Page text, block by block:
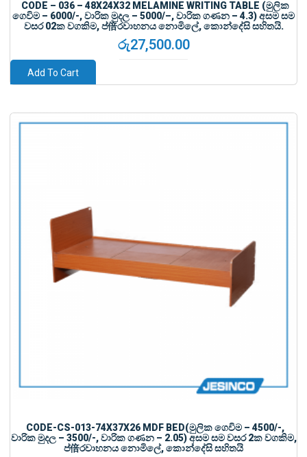
CODE – 036 – 48X24X32 MELAMINE WRITING TABLE (මුලික
ගෙවිම – 6000/-, වාරික මුදල – 5000/–, වාරික ගණන – 4.3) අසම සම
වසර 02ක වගකිම, ප්倍රවාහනය නොමිලේ, කොන්දේසි සහිතයි.
රු27,500.00
Add To Cart
CODE-CS-013-74X37X26 MDF BED(මුලික ගෙවිම – 4500/-,
වාරික මුදල – 3500/-, වාරික ගණන – 2.05) අසම සම වසර 2ක වගකිම,
ප්倍රවාහනය නොමිලේ, කොන්දේසි සහිතයි